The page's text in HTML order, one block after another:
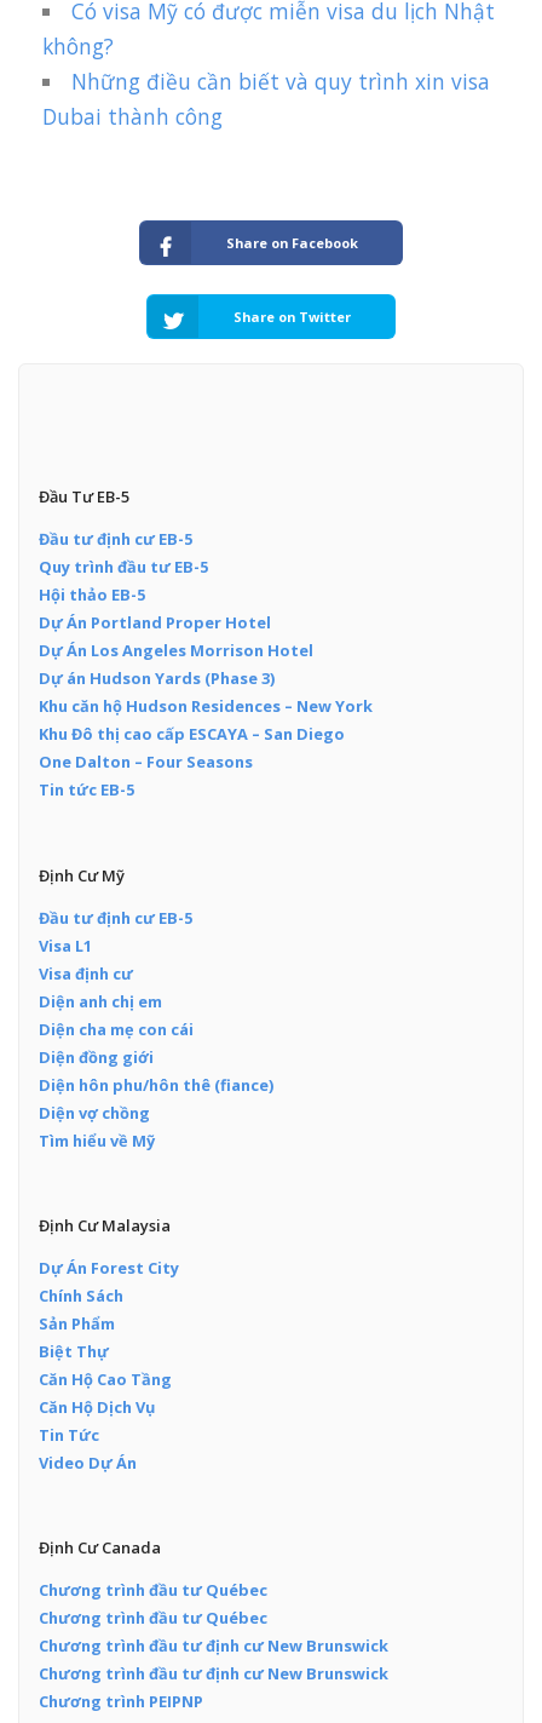
Có visa Mỹ có được miễn visa du lịch Nhật
không?
Những điều cần biết và quy trình xin visa
Dubai thành công
Share on Facebook
Share on Twitter
Đầu Tư EB-5
Đầu tư định cư EB-5
Quy trình đầu tư EB-5
Hội thảo EB-5
Dự Án Portland Proper Hotel
Dự Án Los Angeles Morrison Hotel
Dự án Hudson Yards (Phase 3)
Khu căn hộ Hudson Residences – New York
Khu Đô thị cao cấp ESCAYA – San Diego
One Dalton – Four Seasons
Tin tức EB-5
Định Cư Mỹ
Đầu tư định cư EB-5
Visa L1
Visa định cư
Diện anh chị em
Diện cha mẹ con cái
Diện đồng giới
Diện hôn phu/hôn thê (fiance)
Diện vợ chồng
Tìm hiểu về Mỹ
Định Cư Malaysia
Dự Án Forest City
Chính Sách
Sản Phẩm
Biệt Thự
Căn Hộ Cao Tầng
Căn Hộ Dịch Vụ
Tin Tức
Video Dự Án
Định Cư Canada
Chương trình đầu tư Québec
Chương trình đầu tư Québec
Chương trình đầu tư định cư New Brunswick
Chương trình đầu tư định cư New Brunswick
Chương trình PEIPNP